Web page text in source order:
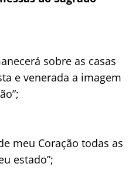
sobre as casas
e venerada a imagem
meu Coração todas as
estado”;